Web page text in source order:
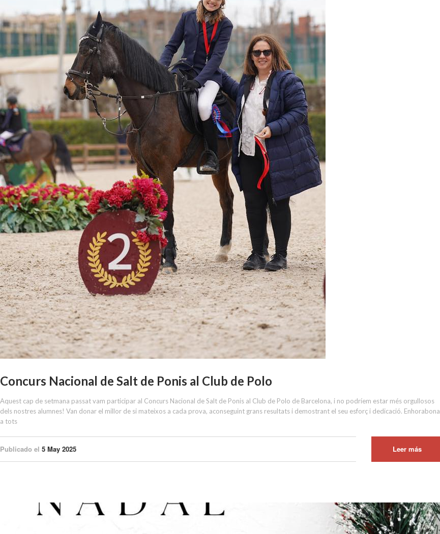
Concurs Nacional de Salt de Ponis al Club de Polo
Aquest cap de setmana passat vam participar al Concurs Nacional de Salt de Ponis al Club de Polo de Barcelona, i no podríem estar més orgullosos
dels nostres alumnes! Van donar el millor de si mateixos a cada prova, aconseguint grans resultats i demostrant el seu esforç i dedicació. Enhorabona
a tots
Publicado el 5 May 2025 Leer más